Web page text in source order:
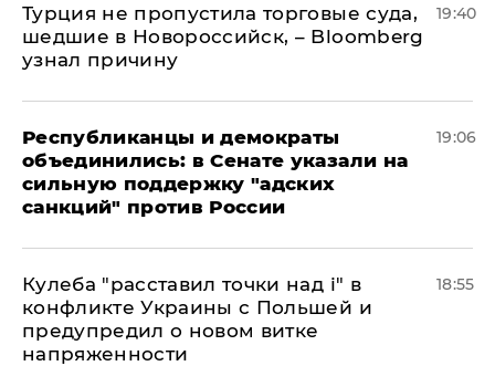
Турция не пропустила торговые суда,
шедшие в Новороссийск, – Bloomberg
узнал причину
19:40
Республиканцы и демократы
объединились: в Сенате указали на
сильную поддержку "адских
санкций" против России
19:06
Кулеба "расставил точки над і" в
конфликте Украины с Польшей и
предупредил о новом витке
напряженности
18:55